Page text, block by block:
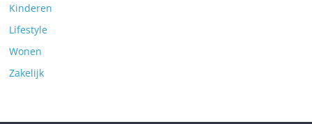
Kinderen
Lifestyle
Wonen
Zakelijk